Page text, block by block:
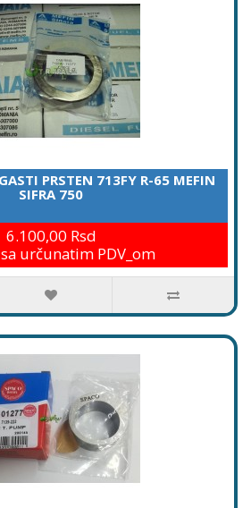
PRSTEN 713FY R-65 MEFIN
SIFRA 750
6.100,00 Rsd
určunatim PDV_om